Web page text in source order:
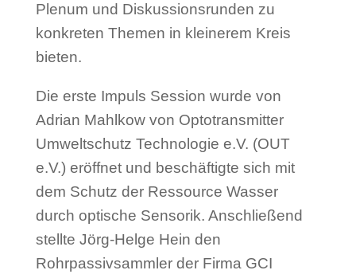
Plenum und Diskussionsrunden zu
konkreten Themen in kleinerem Kreis
bieten.
Die erste Impuls Session wurde von
Adrian Mahlkow von Optotransmitter
Umweltschutz Technologie e.V. (OUT
e.V.) eröffnet und beschäftigte sich mit
dem Schutz der Ressource Wasser
durch optische Sensorik. Anschließend
stellte Jörg-Helge Hein den
Rohrpassivsammler der Firma GCI